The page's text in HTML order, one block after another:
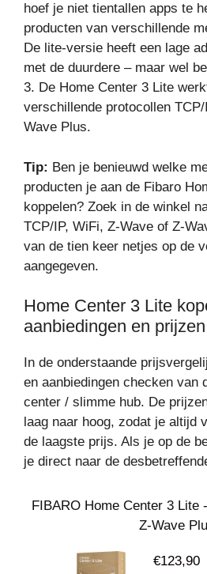
hoef je niet tientallen apps te
producten van verschillende
De lite-versie heeft een lage
met de duurdere – maar wel
3. De Home Center 3 Lite
verschillende protocollen
Wave Plus.
Tip: Ben je benieuwd welke
producten je aan de Fibaro
koppelen? Zoek in de winkel
TCP/IP, WiFi, Z-Wave of Z-
van de tien keer netjes op de
aangegeven.
Home Center 3 Lite
aanbiedingen en
In de onderstaande
en aanbiedingen checken van
center / slimme hub. De
laag naar hoog, zodat je altijd
de laagste prijs. Als je op de
je direct naar de
FIBARO Home Center 3 Lite
Z-Wave
€123,90